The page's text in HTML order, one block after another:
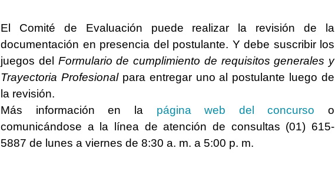
El Comité de Evaluación puede realizar la revisión de la
documentación en presencia del postulante. Y debe suscribir los
juegos del Formulario de cumplimiento de requisitos generales y
Trayectoria Profesionalpara entregar uno al postulante luego de
la revisión.
Más información en la página web del concurso
o
comunicándose a la línea de atención de consultas (01) 615-
5887 de lunes a viernes de 8:30 a. m. a 5:00 p. m.